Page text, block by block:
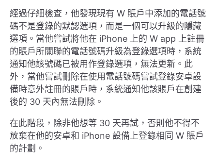
經過仔細檢查，他發現現有 W 賬戶中添加的電話號
碼不是登錄的默認選項，而是一個可以升級的隱藏
選項。當他嘗試將他在 iPhone 上的 W app 上註冊
的賬戶所關聯的電話號碼升級為登錄選項時，系統
通知他該號碼已被用作登錄選項，無法更新。此
外，當他嘗試刪除在使用電話號碼嘗試登錄安卓設
備時意外註冊的賬戶時，系統通知他該賬戶在創建
後的 30 天內無法刪除。
在此階段，除非他想等 30 天再試，否則他不得不
放棄在他的安卓和 iPhone 設備上登錄相同 W 賬戶
的計劃。